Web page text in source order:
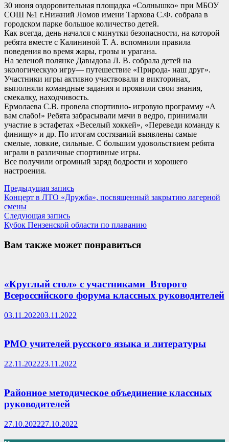
30 июня оздоровительная площадка «Солнышко» при МБОУ
СОШ №1 г.Нижний Ломов имени Тархова С.Ф. собрала в
городском парке большое количество детей.
Как всегда, день начался с минутки безопасности, на которой
ребята вместе с Калининой Т. А. вспомнили правила
поведения во время жары, грозы и урагана.
На зеленой полянке Давыдова Л. В. собрала детей на
экологическую игру— путешествие «Природа- наш друг».
Участники игры активно участвовали в викторинах,
выполняли командные задания и проявили свои знания,
смекалку, находчивость.
Ермолаева С.В. провела спортивно- игровую программу «А
вам слабо!» Ребята забрасывали мячи в ведро, принимали
участие в эстафетах «Веселый хоккей», «Переведи команду к
финишу» и др. По итогам состязаний выявлены самые
смелые, ловкие, сильные. С большим удовольствием ребята
играли в различные спортивные игры.
Все получили огромный заряд бодрости и хорошего
настроения.
Навигация
по
записям
Предыдущая записьПредыдущая
запись:
Концерт в ЛТО «Дружба», посвященный закрытию лагерной
смены
Следующая записьСледующая
запись:
Кубок Пензенской области по плаванию
Вам также может понравиться
«Круглый стол» с участниками Второго
Всероссийского форума классных руководителей
03.11.202203.11.2022
РМО учителей русского языка и литературы
22.11.202223.11.2022
Районное методическое объединение классных
руководителей
27.10.202227.10.2022